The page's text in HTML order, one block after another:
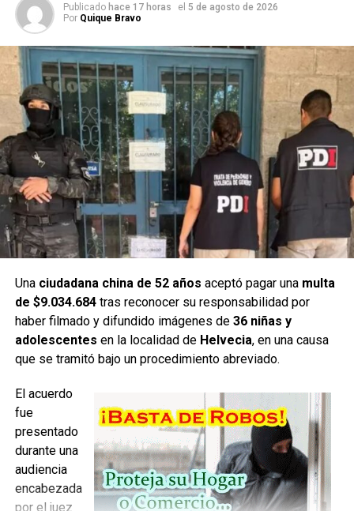
transportaba
cerámicos,
en la Autovía
RN19, a la
altura de la
localidad de Clucellas. En el lugar quedó material sobre la
calzada, se solicita mucho cuidado en la mano que viene
desde San Francisco hacia Santa Fe, porque se van a
encontrar con el pavimento sucio y obreros trabajando
para despejarlo.
Finalmente repasamos cuáles son los tramos de la
Autopista Rosario-Santa Fe, donde la calzada está
reducida por obras de repavimentación:
Km 96 al km 93, sentido a Rosario, altura de la localidad de
Arocena
Km 30. Acceso a La Ribera. Reducción de calzada, sentido
a Santa Fe (ramal ascendente) ingreso al peaje
Km 81 al km 78, sentido a Rosario, altura de la localidad de
Barrancas
Km 130 a km 128, sentido a Rosario, localidad de Sauce
Publicado hace 17 horas el 5 de agosto de 2026
Por Quique Bravo
Una ciudadana china de 52 años aceptó pagar una multa
de $9.034.684tras reconocer su responsabilidad por
haber filmado y difundido imágenes de 36 niñas y
adolescentes en la localidad de Helvecia, en una causa
que se tramitó bajo un procedimiento abreviado.
El acuerdo
fue
presentado
durante una
audiencia
encabezada
por el juez